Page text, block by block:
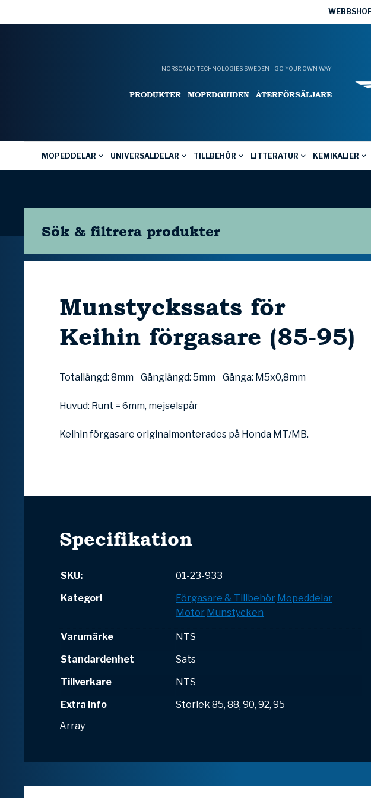
NORSCAND TECHNOLOGIES SWEDEN - GO YOUR OWN WAY
PRODUKTER MOPEDGUIDEN ÅTERFÖRSÄLJARE
MOPEDDELAR UNIVERSALDELAR TILLBEHÖR LITTERATUR KEMIKALIER
Sök & filtrera produkter
Munstyckssats för
Keihin förgasare (85-95)
Totallängd: 8mm Gänglängd: 5mm Gänga: M5x0,8mm
Huvud: Runt = 6mm, mejselspår
Keihin förgasare originalmonterades på Honda MT/MB.
Specifikation
SKU:
01-23-933
Kategori
Förgasare & Tillbehör Mopeddelar
Motor Munstycken
Varumärke
NTS
Standardenhet
Sats
Tillverkare
NTS
Extra info
Storlek 85, 88, 90, 92, 95
Array